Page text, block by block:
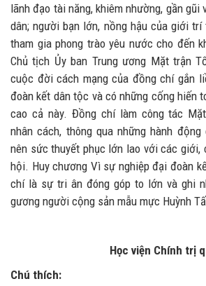
lãnh đạo tài năng, khiêm nhường, gần
dân; người bạn lớn, nồng hậu của giới
tham gia phong trào yêu nước cho đến
Chủ tịch Ủy ban Trung ương Mặt trận
cuộc đời cách mạng của đồng chí gắn
đoàn kết dân tộc và có những cống hiến
cao cả này. Đồng chí làm công tác
nhân cách, thông qua những hành
nên sức thuyết phục lớn lao với các giới,
hội. Huy chương Vì sự nghiệp đại đoàn
chí là sự tri ân đóng góp to lớn và ghi
gương người cộng sản mẫu mực Huỳnh
Học viện Chính trị
Chú thích: